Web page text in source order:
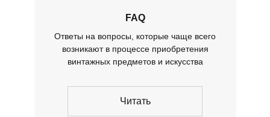
FAQ
Ответы на вопросы, которые чаще всего
возникают в процессе приобретения
винтажных предметов и искусства
Читать